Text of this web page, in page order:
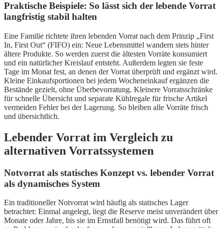
Praktische Beispiele: So lässt sich der lebende Vorrat
langfristig stabil halten
Eine Familie richtete ihren lebenden Vorrat nach dem Prinzip „First
In, First Out“ (FIFO) ein: Neue Lebensmittel wandern stets hinter
ältere Produkte. So werden zuerst die ältesten Vorräte konsumiert
und ein natürlicher Kreislauf entsteht. Außerdem legten sie feste
Tage im Monat fest, an denen der Vorrat überprüft und ergänzt wird.
Kleine Einkaufsportionen bei jedem Wocheneinkauf ergänzen die
Bestände gezielt, ohne Überbevorratung. Kleinere Vorratsschränke
für schnelle Übersicht und separate Kühlregale für frische Artikel
vermeiden Fehler bei der Lagerung. So bleiben alle Vorräte frisch
und übersichtlich.
Lebender Vorrat im Vergleich zu
alternativen Vorratssystemen
Notvorrat als statisches Konzept vs. lebender Vorrat
als dynamisches System
Ein traditioneller Notvorrat wird häufig als statisches Lager
betrachtet: Einmal angelegt, liegt die Reserve meist unverändert über
Monate oder Jahre, bis sie im Ernstfall benötigt wird. Das führt oft